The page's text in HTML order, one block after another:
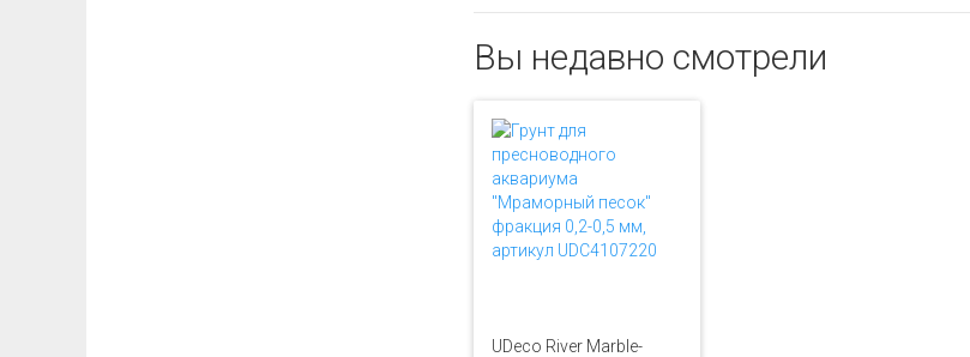
Вы недавно смотрели
UDeco River Marble-